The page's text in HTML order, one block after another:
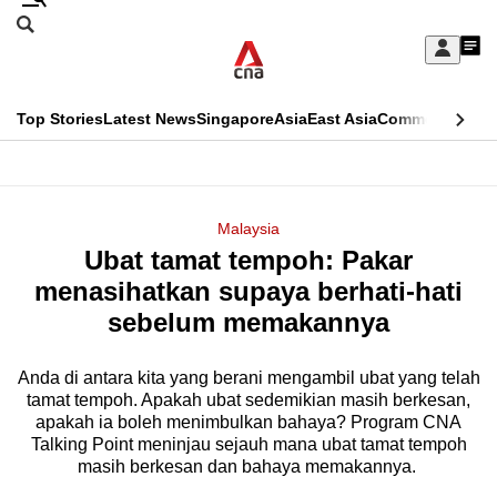
Skip
Sign
My
menu
Search
CNAR
Top StoriesLatest NewsSingaporeAsiaEast AsiaCommentary
Menu
Malaysia
Ubat tamat tempoh: Pakar
menasihatkan supaya berhati-hati
sebelum memakannya
Anda di antara kita yang berani mengambil ubat yang telah
tamat tempoh. Apakah ubat sedemikian masih berkesan,
apakah ia boleh menimbulkan bahaya? Program CNA
Talking Point meninjau sejauh mana ubat tamat tempoh
masih berkesan dan bahaya memakannya.
This
longer
supported
We
know
it's